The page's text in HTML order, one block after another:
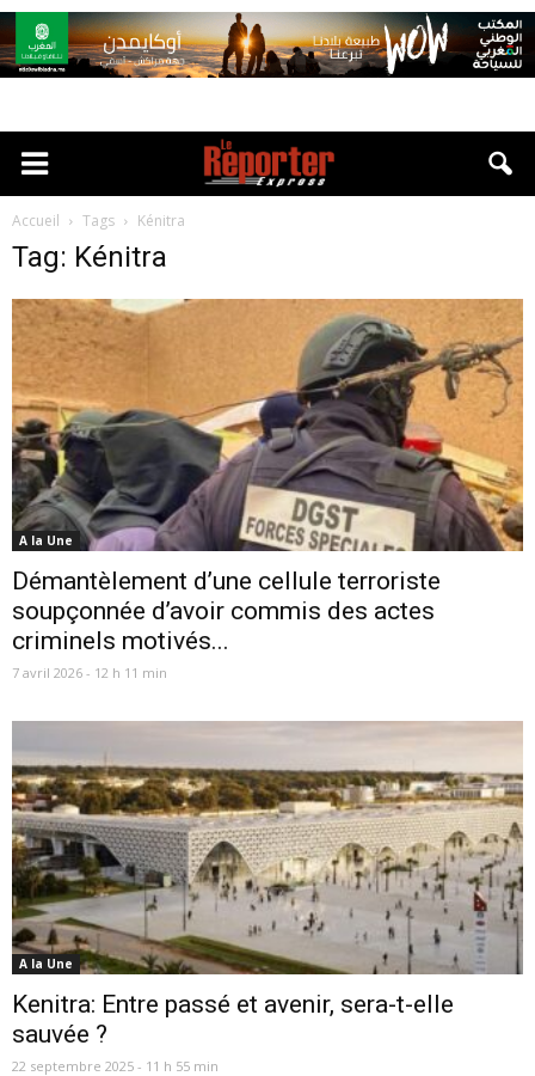
Accueil Tags Kénitra
Tag: Kénitra
A la Une
Démantèlement d’une cellule terroriste
soupçonnée d’avoir commis des actes
criminels motivés...
7 avril 2026 - 12 h 11 min
A la Une
Kenitra: Entre passé et avenir, sera-t-elle
sauvée ?
22 septembre 2025 - 11 h 55 min